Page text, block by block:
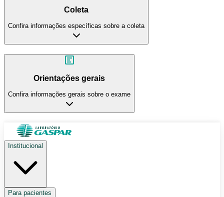
Coleta
Confira informações específicas sobre a coleta
Orientações gerais
Confira informações gerais sobre o exame
Institucional
Para pacientes